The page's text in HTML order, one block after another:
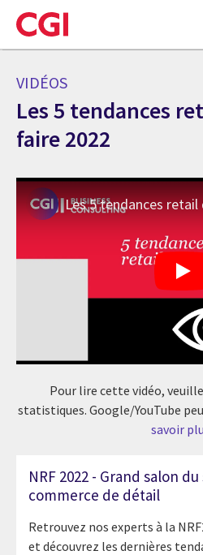
Skip
to
main
VIDÉOS
Les 5 tendances
faire 2022
Les 5 tendances
Pour lire cette vidéo,
statistiques. Google/YouTube
savoir
NRF 2022 - Grand salon
commerce de détail
Retrouvez nos experts à la
et découvrez les dernières